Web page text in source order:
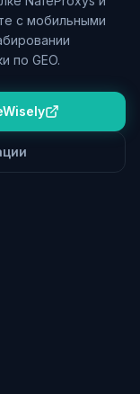
с мобильными
по GEO.